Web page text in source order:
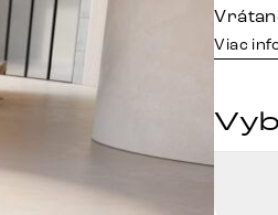
Viac